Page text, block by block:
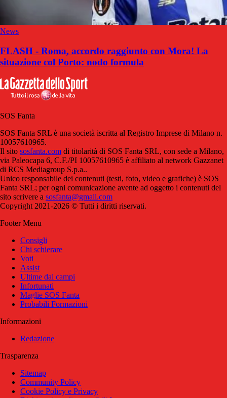
News
FLASH - Roma, accordo raggiunto con Mora! La
situazione col Porto: nodo formula
SOS Fanta
SOS Fanta SRL è una società iscritta al Registro Imprese di Milano n.
10057610965.
Il sito sosfanta.com di titolarità di SOS Fanta SRL, con sede a Milano,
via Paleocapa 6, C.F./PI 10057610965 è affiliato al network Gazzanet
di RCS Mediagroup S.p.a..
Unico responsabile dei contenuti (testi, foto, video e grafiche) è SOS
Fanta SRL; per ogni comunicazione avente ad oggetto i contenuti del
sito scrivere a sosfanta@gmail.com
Copyright 2021-2026 © Tutti i diritti riservati.
Footer Menu
Consigli
Chi schierare
Voti
Assist
Ultime dai campi
Infortunati
Maglie SOS Fanta
Probabili Formazioni
Informazioni
Redazione
Trasparenza
Sitemap
Community Policy
Cookie Policy e Privacy